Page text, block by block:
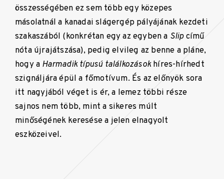
összességében ez sem több egy közepes
másolatnál a kanadai slágergép pályájának kezdeti
szakaszából (konkrétan egy az egyben a Slipcímű
nóta újrajátszása), pedig elvileg az benne a pláne,
hogy a Harmadik típusú találkozásokhíres-hírhedt
szignáljára épül a főmotívum. És az előnyök sora
itt nagyjából véget is ér, a lemez többi része
sajnos nem több, mint a sikeres múlt
minőségének keresése a jelen elnagyolt
eszközeivel.